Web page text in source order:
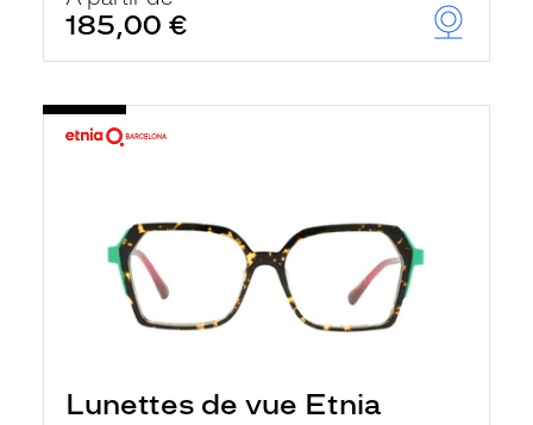
185,00 €
Lunettes de vue Etnia